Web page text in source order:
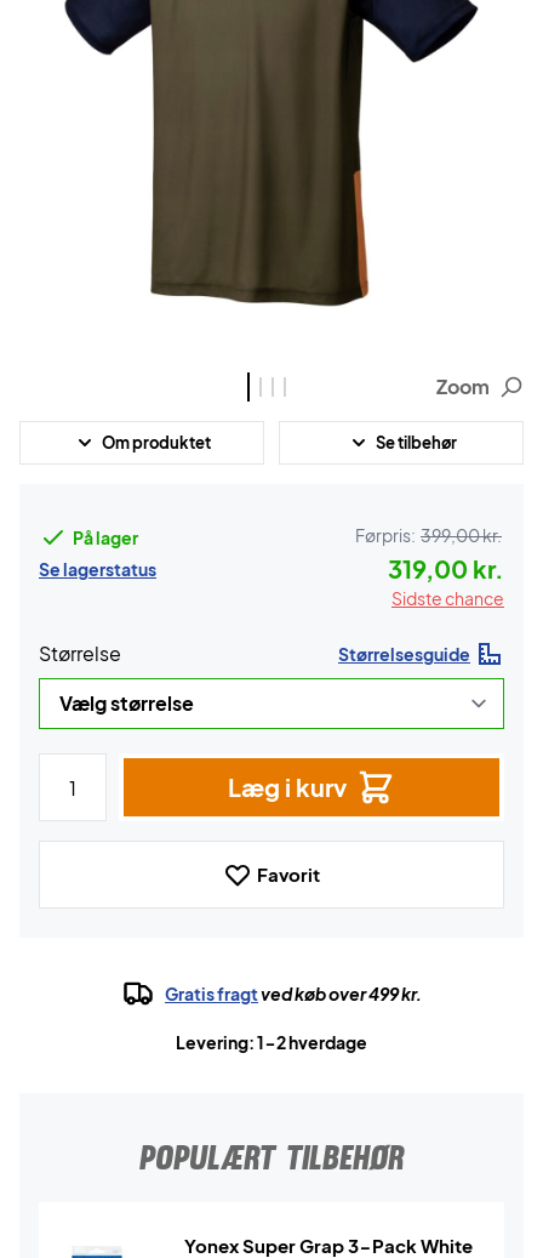
Zoom
Om produktet Se tilbehør
På lager
Se lagerstatus
Førpris: 399,00 kr.
319,00 kr.
Sidste chance
Størrelse Størrelsesguide
Læg i kurv
Favorit
Gratis fragtved køb over 499 kr.
Levering: 1-2 hverdage
POPULÆRT TILBEHØR
Yonex Super Grap 3-Pack White